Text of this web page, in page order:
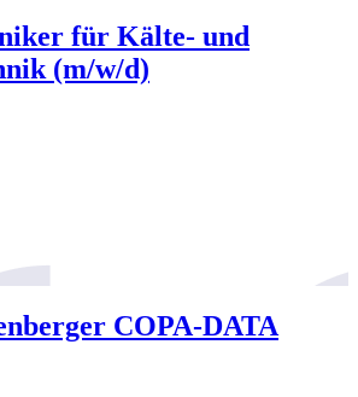
für Kälte- und
(m/w/d)
COPA-DATA